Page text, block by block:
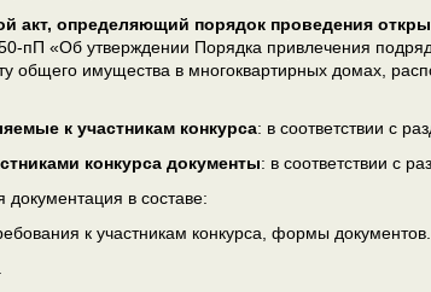
акт, определяющий порядок проведения
пП «Об утверждении Порядка привлечения
общего имущества в многоквартирных домах,
к участникам конкурса: в соответствии с
конкурса документы: в соответствии с
в составе:
к участникам конкурса, формы документов.